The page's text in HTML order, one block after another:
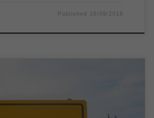
Published 26/09/2016
и канализација“ санирала
на уличној водоводној мрежи услед